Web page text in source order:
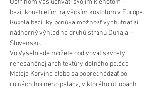
Ostrihom Vás uchváti svojím klenotom -
bazilikou- tretím najväčším kostolom v Európe.
Kupola baziliky ponúka možnosť vychutnať si
nádherný výhľad na druhú stranu Dunaja –
Slovensko.
Vo Vyšehrade môžete obdivovať skvosty
renesančnej architektúry dolného paláca
Mateja Korvína alebo sa poprechádzať po
ruinách horného paláca, v ktorého útrobách